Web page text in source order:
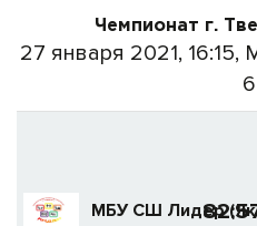
Чемпионат г.
27 января 2021,
6
МБУ СШ Лидер